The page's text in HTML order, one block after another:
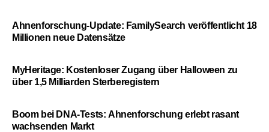
Ahnenforschung-Update: FamilySearch veröffentlicht 18
Millionen neue Datensätze
MyHeritage: Kostenloser Zugang über Halloween zu
über 1,5 Milliarden Sterberegistern
Boom bei DNA-Tests: Ahnenforschung erlebt rasant
wachsenden Markt